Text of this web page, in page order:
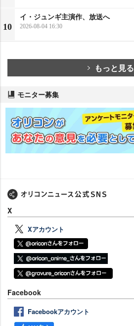
10
イ・ジュンギ主演作、放送へ
2026-08-04 16:30
もっと見る
モニター募集
X
Xアカウント
Facebook
Facebookアカウント